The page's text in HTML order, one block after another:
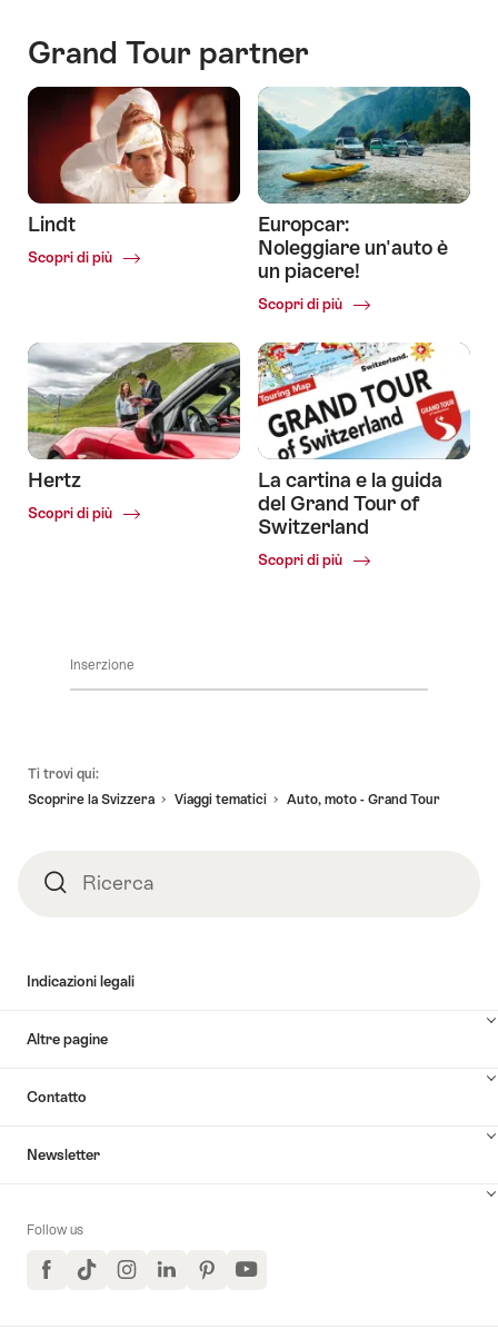
Grand Tour partner
Lindt
Scopri di più
Common.Of
Europcar:
Noleggiare un'auto è
un piacere!
Scopri di più
Common.Of
Hertz
Scopri di più
Common.Of
La cartina e la guida
del Grand Tour of
Switzerland
Scopri di più
Common.Of
Inserzione
Ti trovi qui:
Scoprire la Svizzera
Viaggi tematici Auto, moto - Grand Tour
RicercaRicerca
Indicazioni legali
Altre pagine
Contatto
Newsletter
Follow us
FacebookTikTokInstagramLinkedInPinterestYouTube